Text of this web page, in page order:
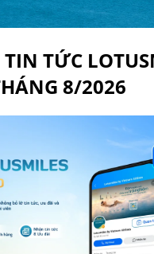
TỨC
8/2026